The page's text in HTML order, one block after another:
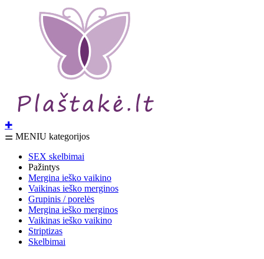
✚
⚌ MENIU kategorijos
SEX skelbimai
Pažintys
Mergina ieško vaikino
Vaikinas ieško merginos
Grupinis / porelės
Mergina ieško merginos
Vaikinas ieško vaikino
Striptizas
Skelbimai